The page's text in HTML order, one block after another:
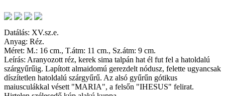
Datálás: XV.sz.e.
Anyag: Réz.
Méret: M.: 16 cm., T.átm: 11 cm., Sz.átm: 9 cm.
Leírás: Aranyozott réz, kerek sima talpán hat él fut fel a hatoldalú
szárgyűrűig. Lapított almaidomú gerezdelt nódusz, felette ugyancsak
díszítetlen hatoldalú szárgyűrű. Az alsó gyűrűn gótikus
maiusculákkal vésett "MARIA", a felsőn "IHESUS" felirat.